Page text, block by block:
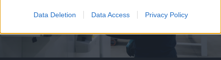
Data Deletion Data Access Privacy Policy